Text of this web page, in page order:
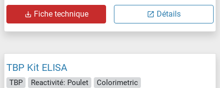
Fiche technique Détails
TBP Kit ELISA
TBP Reactivité: Poulet
Colorimetric